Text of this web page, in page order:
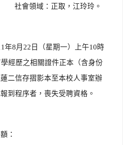
正取，江玲玲。
年8月 22 日（星期一）上午10時
經歷之相關證件正本（含身份
二信存摺影本至本校人事室辦
到程序者，喪失受聘資格。
：